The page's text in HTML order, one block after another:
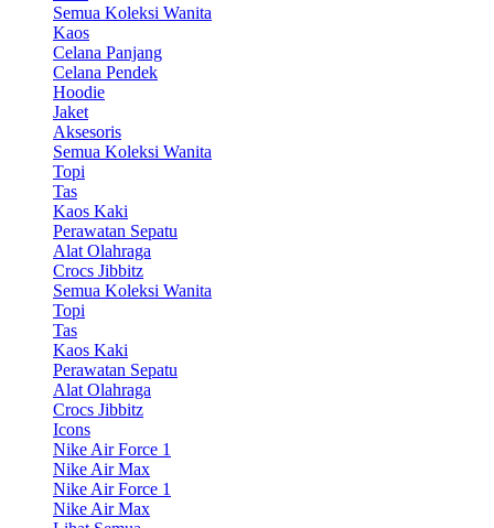
Semua Koleksi Wanita
Kaos
Celana Panjang
Celana Pendek
Hoodie
Jaket
Aksesoris
Semua Koleksi Wanita
Topi
Tas
Kaos Kaki
Perawatan Sepatu
Alat Olahraga
Crocs Jibbitz
Semua Koleksi Wanita
Topi
Tas
Kaos Kaki
Perawatan Sepatu
Alat Olahraga
Crocs Jibbitz
Icons
Nike Air Force 1
Nike Air Max
Nike Air Force 1
Nike Air Max